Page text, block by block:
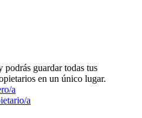
podrás guardar todas tus
en un único lugar.
a
a